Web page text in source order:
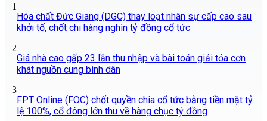
1
Hóa chất Đức Giang (DGC) thay loạt nhân sự cấp cao sau
khởi tố, chốt chi hàng nghìn tỷ đồng cổ tức
2
Giá nhà cao gấp 23 lần thu nhập và bài toán giải tỏa cơn
khát nguồn cung bình dân
3
FPT Online (FOC) chốt quyền chia cổ tức bằng tiền mặt tỷ
lệ 100%, cổ đông lớn thu về hàng chục tỷ đồng